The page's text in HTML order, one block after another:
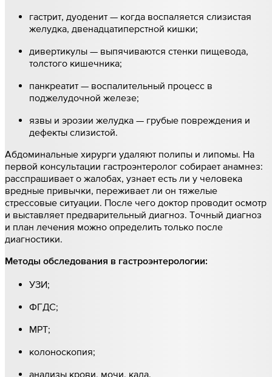
гастрит, дуоденит — когда воспаляется слизистая
желудка, двенадцатиперстной кишки;
дивертикулы — выпячиваются стенки пищевода,
толстого кишечника;
панкреатит — воспалительный процесс в
поджелудочной железе;
язвы и эрозии желудка — грубые повреждения и
дефекты слизистой.
Абдоминальные хирурги удаляют полипы и липомы. На
первой консультации гастроэнтеролог собирает анамнез:
расспрашивает о жалобах, узнает есть ли у человека
вредные привычки, переживает ли он тяжелые
стрессовые ситуации. После чего доктор проводит осмотр
и выставляет предварительный диагноз. Точный диагноз
и план лечения можно определить только после
диагностики.
Методы обследования в гастроэнтерологии:
УЗИ;
ФГДС;
МРТ;
колоноскопия;
анализы крови, мочи, кала.